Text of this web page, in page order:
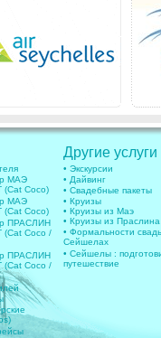
МАЭ
Coco)
МАЭ
Coco)
ПРАСЛИН
Coco /
ПРАСЛИН
Coco /
Другие услуги
• Экскурсии
• Дайвинг
• Свадебные пакеты
• Круизы
• Круизы из Маэ
• Круизы из Праслина
• Формальности
Сейшелах
• Сейшелы :
путешествие